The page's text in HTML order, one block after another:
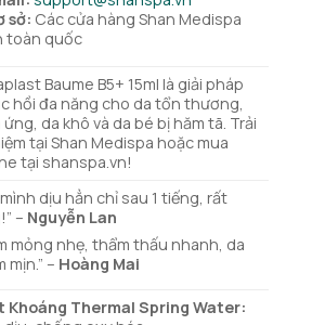
sở: Các cửa hàng Shan Medispa
toàn quốc
Baume B5+ 15ml là giải pháp
hồi đa năng cho da tổn thương,
ứng, da khô và da bé bị hăm tã. Trải
tại Shan Medispa hoặc mua
tại shanspa.vn!
mình dịu hẳn chỉ sau 1 tiếng, rất
– Nguyễn Lan
mỏng nhẹ, thẩm thấu nhanh, da
mịn.” – Hoàng Mai
Khoáng Thermal Spring Water: